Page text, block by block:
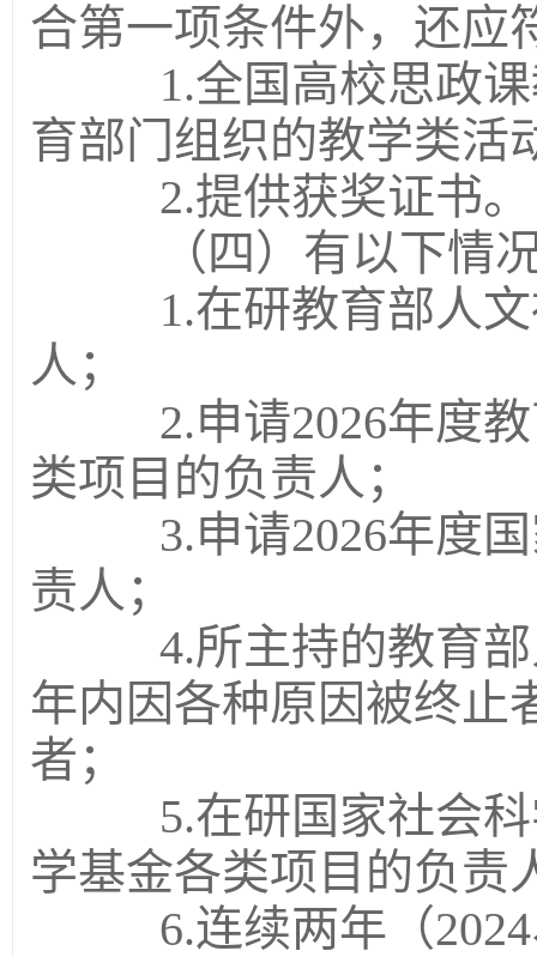
合第一项条件外，还应
1.全国高校思政课
育部门组织的教学类活
2.提供获奖证书。
（四）有以下情况
1.在研教育部人文
人；
2.申请2026年度教
类项目的负责人；
3.申请2026年度国
责人；
4.所主持的教育部
年内因各种原因被终止
者；
5.在研国家社会科
学基金各类项目的负责
6.连续两年（2024